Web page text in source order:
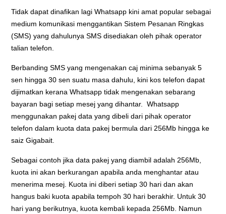
Tidak dapat dinafikan lagi Whatsapp kini amat popular sebagai
medium komunikasi menggantikan Sistem Pesanan Ringkas
(SMS) yang dahulunya SMS disediakan oleh pihak operator
talian telefon.
Berbanding SMS yang mengenakan caj minima sebanyak 5
sen hingga 30 sen suatu masa dahulu, kini kos telefon dapat
dijimatkan kerana Whatsapp tidak mengenakan sebarang
bayaran bagi setiap mesej yang dihantar. Whatsapp
menggunakan pakej data yang dibeli dari pihak operator
telefon dalam kuota data pakej bermula dari 256Mb hingga ke
saiz Gigabait.
Sebagai contoh jika data pakej yang diambil adalah 256Mb,
kuota ini akan berkurangan apabila anda menghantar atau
menerima mesej. Kuota ini diberi setiap 30 hari dan akan
hangus baki kuota apabila tempoh 30 hari berakhir. Untuk 30
hari yang berikutnya, kuota kembali kepada 256Mb. Namun